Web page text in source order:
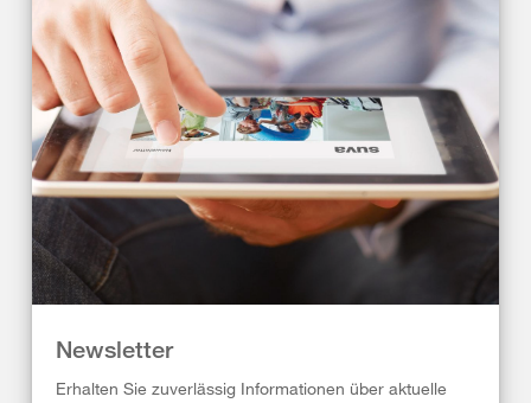
Newsletter
Erhalten Sie zuverlässig Informationen über aktuelle